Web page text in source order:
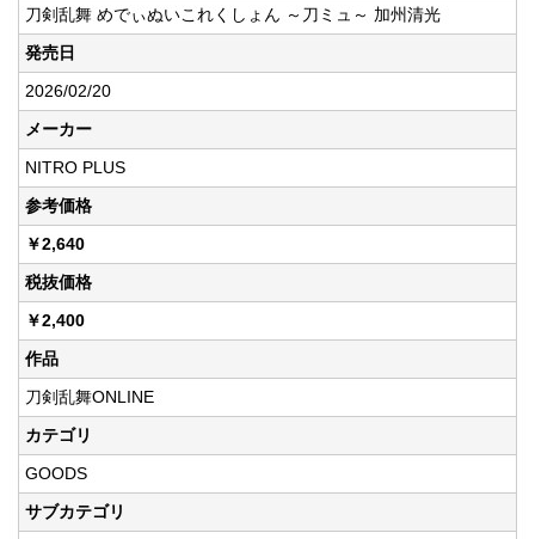
刀剣乱舞 めでぃぬいこれくしょん ～刀ミュ～ 加州清光
発売日
2026/02/20
メーカー
NITRO PLUS
参考価格
￥2,640
税抜価格
￥2,400
作品
刀剣乱舞ONLINE
カテゴリ
GOODS
サブカテゴリ